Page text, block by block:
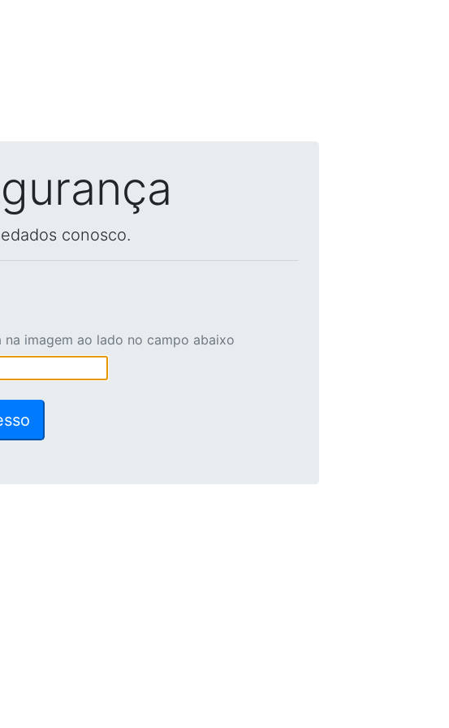
conosco.
na imagem ao lado no campo abaixo